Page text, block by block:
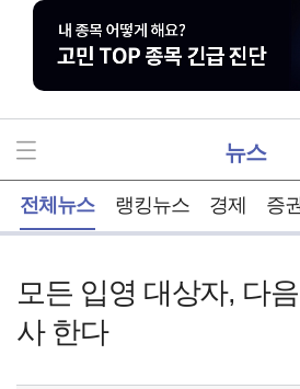
뉴스
전체뉴스 랭킹뉴스 경제 증권
모든 입영 대상자, 다
사 한다